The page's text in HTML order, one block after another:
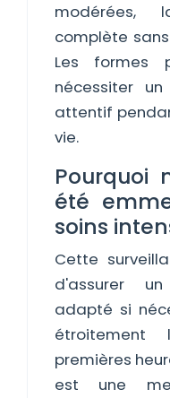
modérées,
complète
Les formes
nécessiter
attentif
vie.
Pourquoi
été
soins
Cette
d'assurer
adapté si
étroitement
premières
est une